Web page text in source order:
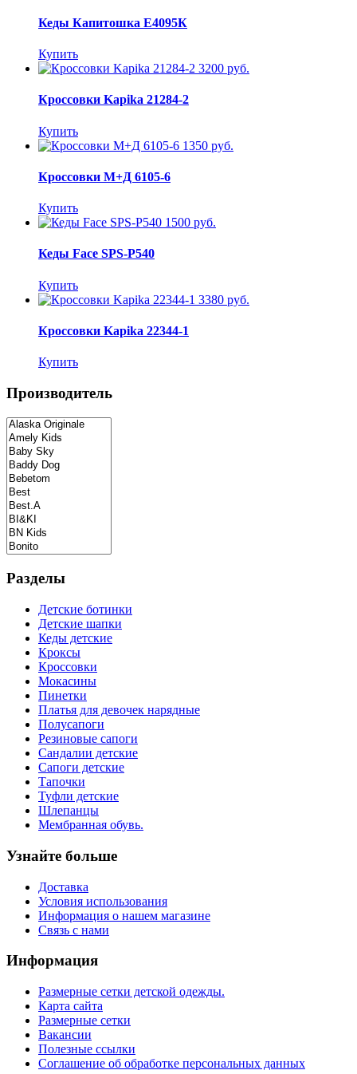
Кеды Капитошка E4095К
Купить
3200 руб.
Кроссовки Kapika 21284-2
Купить
1350 руб.
Кроссовки М+Д 6105-6
Купить
1500 руб.
Кеды Face SPS-P540
Купить
3380 руб.
Кроссовки Kapika 22344-1
Купить
Производитель
Разделы
Детские ботинки
Детские шапки
Кеды детские
Кроксы
Кроссовки
Мокасины
Пинетки
Платья для девочек нарядные
Полусапоги
Резиновые сапоги
Сандалии детские
Сапоги детские
Тапочки
Туфли детские
Шлепанцы
Мембранная обувь.
Узнайте больше
Доставка
Условия использования
Информация о нашем магазине
Связь с нами
Информация
Размерные сетки детской одежды.
Карта сайта
Размерные сетки
Вакансии
Полезные ссылки
Соглашение об обработке персональных данных